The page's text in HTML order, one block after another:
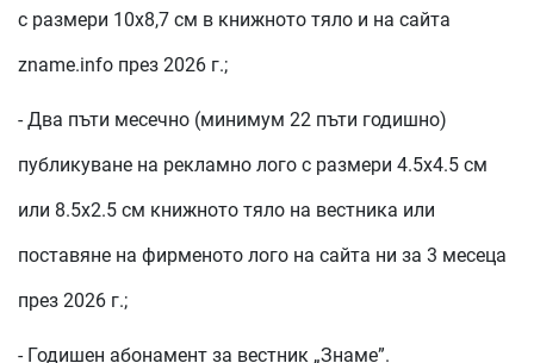
с размери 10х8,7 см в книжното тяло и на сайта
zname.info през 2026 г.;
- Два пъти месечно (минимум 22 пъти годишно)
публикуване на рекламно лого с размери 4.5х4.5 см
или 8.5х2.5 см книжното тяло на вестника или
поставяне на фирменото лого на сайта ни за 3 месеца
през 2026 г.;
- Годишен абонамент за вестник „Знаме”.